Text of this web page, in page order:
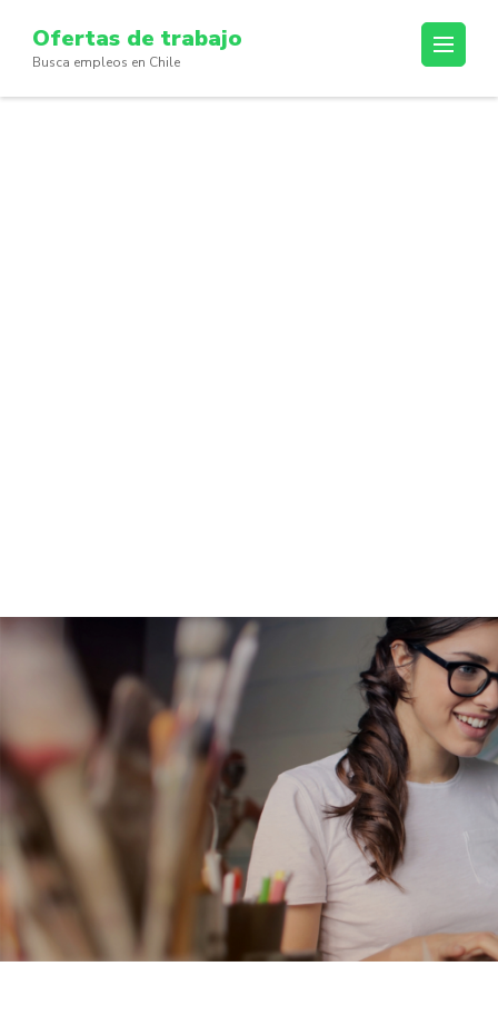
content
(Press
Ofertas de trabajo
Busca empleos en Chile